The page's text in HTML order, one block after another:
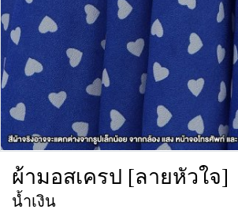
ผ้ามอสเครป [ลายหัวใจ]
น้ำเงิน